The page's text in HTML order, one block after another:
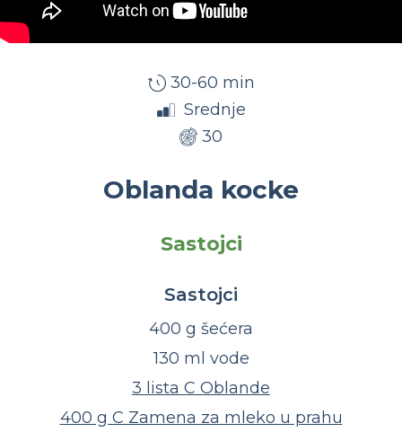
30-60 min
Srednje
30
Oblanda kocke
Sastojci
Sastojci
400 g šećera
130 ml vode
3 lista C Oblande
400 g C Zamena za mleko u prahu